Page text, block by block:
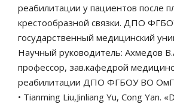
реабилитации у пациентов после
крестообразной связки. ДПО
государственный медицинский
Научный руководитель: Ахмедов
профессор, зав.кафедрой
реабилитации ДПО ФГБОУ ВО
• Tianming Liu,Jinliang Yu, Cong Yan.